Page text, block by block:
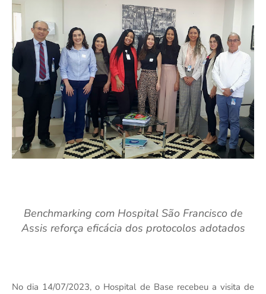
Benchmarking com Hospital São Francisco de
Assis reforça eficácia dos protocolos adotados
No dia 14/07/2023, o Hospital de Base recebeu a visita de